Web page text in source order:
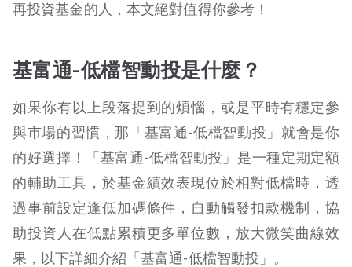
再投資基金的人，本文絕對值得你參考！
基富通-低檔智動投是什麼？
如果你有以上段落提到的煩惱，或是平時有穩定參
與市場的習慣，那「基富通-低檔智動投」就會是你
的好選擇！「基富通-低檔智動投」是一種定期定額
的輔助工具，於基金績效表現位於相對低檔時，透
過事前設定逢低加碼條件，自動觸發扣款機制，協
助投資人在低點累積更多單位數，放大微笑曲線效
果，以下詳細介紹「基富通-低檔智動投」。